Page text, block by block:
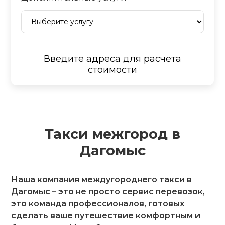
Введите адреса для расчета
стоимости
Такси межгород в
Дагомыс
Наша компания междугороднего такси в
Дагомыс – это не просто сервис перевозок,
это команда профессионалов, готовых
сделать ваше путешествие комфортным и